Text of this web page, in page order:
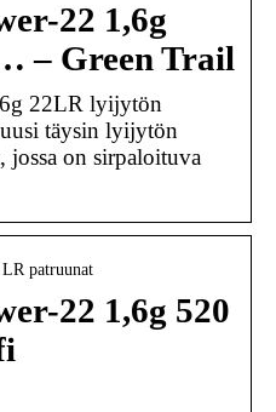
22 1,6g
– Green Trail
22LR lyijytön
täysin lyijytön
jossa on sirpaloituva
patruunat
22 1,6g 520